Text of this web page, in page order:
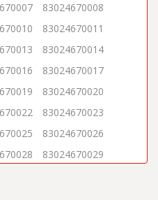
83024670008
83024670011
83024670014
83024670017
83024670020
83024670023
83024670026
83024670029